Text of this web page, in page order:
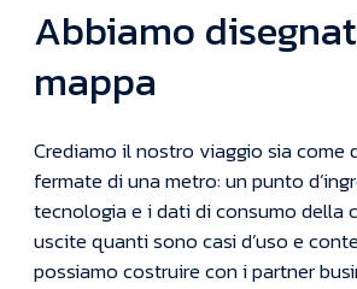
Abbiamo
mappa
Crediamo il nostro viaggio sia come
fermate di una metro: un punto
tecnologia e i dati di consumo della
uscite quanti sono casi d’uso e
possiamo costruire con i partner